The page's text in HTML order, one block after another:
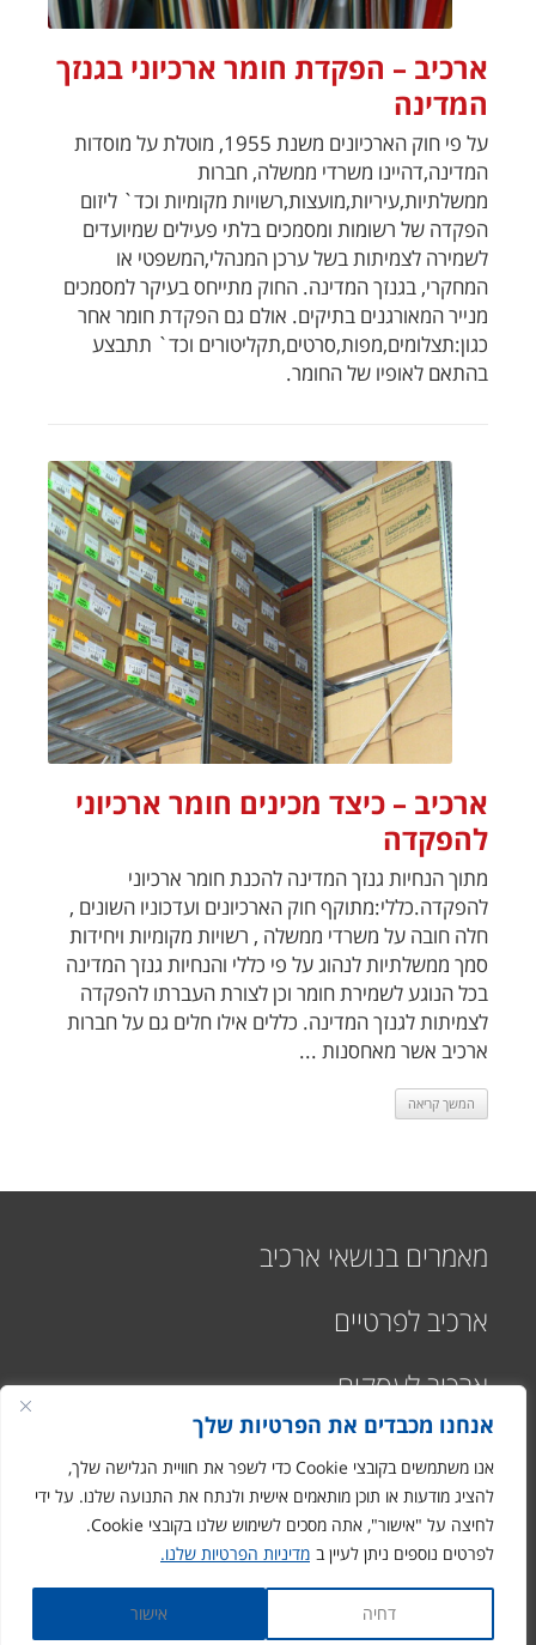
אנחנו מכבדים את הפרטיות שלך
אנו משתמשים בקובצי Cookie כדי לשפר את חוויית הגלישה שלך,
להציג מודעות או תוכן מותאמים אישית ולנתח את התנועה שלנו. על ידי
לחיצה על "אישור", אתה מסכים לשימוש שלנו בקובצי Cookie.
לפרטים נוספים ניתן לעיין ב מדיניות הפרטיות שלנו.
דחיה אישור
ארכיב – הפקדת חומר ארכיוני בגנזך
המדינה
על פי חוק הארכיונים משנת 1955, מוטלת על מוסדות
המדינה,דהיינו משרדי ממשלה, חברות
ממשלתיות,עיריות,מועצות,רשויות מקומיות וכד` ליזום
הפקדה של רשומות ומסמכים בלתי פעילים שמיועדים
לשמירה לצמיתות בשל ערכן המנהלי,המשפטי או
המחקרי, בגנזך המדינה. החוק מתייחס בעיקר למסמכים
מנייר המאורגנים בתיקים. אולם גם הפקדת חומר אחר
כגון:תצלומים,מפות,סרטים,תקליטורים וכד` תתבצע
בהתאם לאופיו של החומר.
ארכיב – כיצד מכינים חומר ארכיוני
להפקדה
מתוך הנחיות גנזך המדינה להכנת חומר ארכיוני
להפקדה.כללי:מתוקף חוק הארכיונים ועדכוניו השונים ,
חלה חובה על משרדי ממשלה , רשויות מקומיות ויחידות
סמך ממשלתיות לנהוג על פי כללי והנחיות גנזך המדינה
בכל הנוגע לשמירת חומר וכן לצורת העברתו להפקדה
לצמיתות לגנזך המדינה. כללים אילו חלים גם על חברות
ארכיב אשר מאחסנות ...
המשך קריאה
מאמרים בנושאי ארכיב
ארכיב לפרטיים
ארכיב לעסקים
רח' התעשיה 1
מבוא חורון
ronen@arciv.co.il